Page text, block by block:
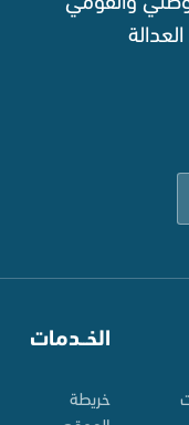
الخــدمات
خريطة